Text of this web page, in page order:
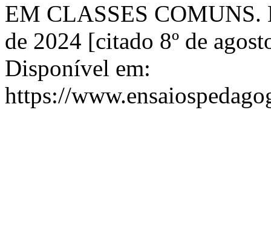
EM CLASSES COMUNS.
de 2024 [citado 8º de
Disponível em:
https://